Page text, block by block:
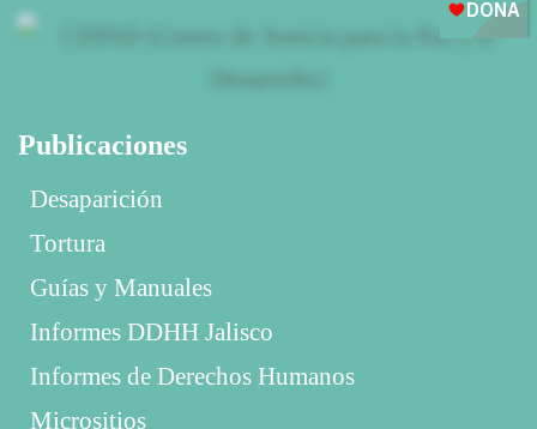
Publicaciones
Desaparición
Tortura
Guías y Manuales
Informes DDHH Jalisco
Informes de Derechos Humanos
Micrositios